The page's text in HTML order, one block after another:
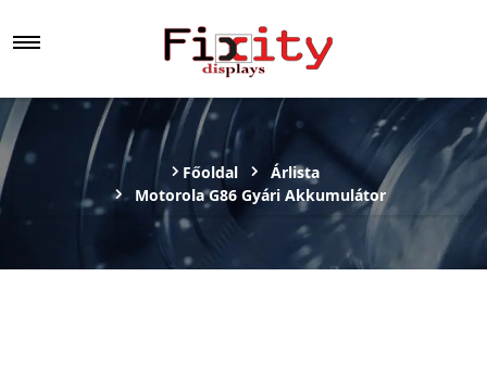
Főoldal
Árlista
Motorola G86 Gyári Akkumulátor